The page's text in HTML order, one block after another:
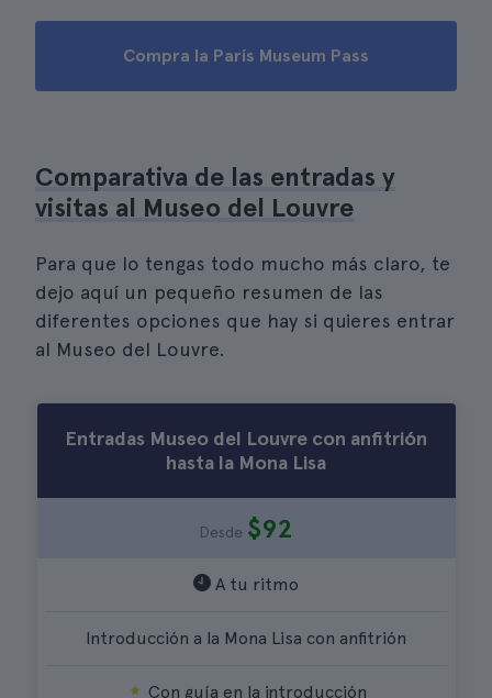
Compra la París Museum Pass
Comparativa de las entradas y
visitas al Museo del Louvre
Para que lo tengas todo mucho más claro, te
dejo aquí un pequeño resumen de las
diferentes opciones que hay si quieres entrar
al Museo del Louvre.
Entradas Museo del Louvre con anfitrión
hasta la Mona Lisa
Desde $92
A tu ritmo
Introducción a la Mona Lisa con anfitrión
Con guía en la introducción